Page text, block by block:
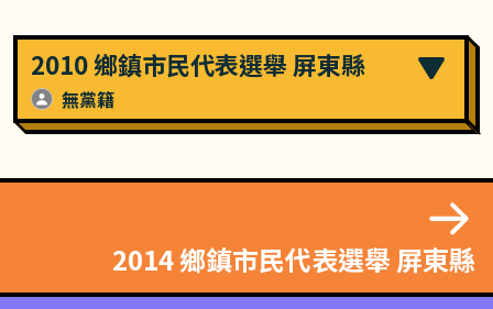
2010 鄉鎮市民代表選舉 屏東縣
無黨籍
2014 鄉鎮市民代表選舉 屏東縣